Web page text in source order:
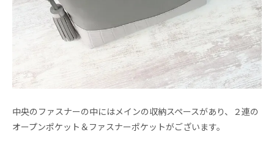
中央のファスナーの中にはメインの収納スペースがあり、２連の
オープンポケット＆ファスナーポケットがございます。